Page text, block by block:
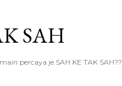
SAH
percaya je SAH KE TAK SAH??